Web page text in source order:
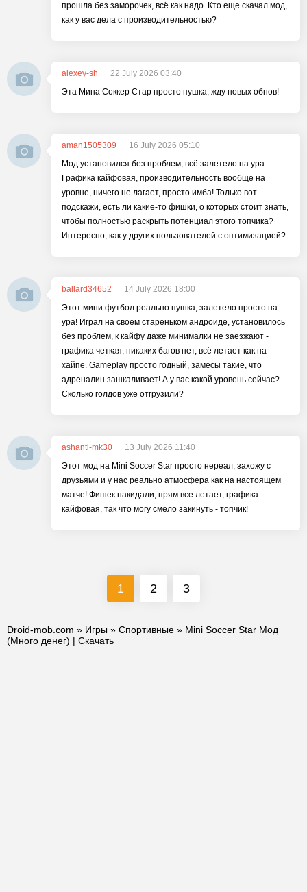
прошла без заморочек, всё как надо. Кто еще скачал мод,
как у вас дела с производительностью?
alexey-sh
22 July 2026 03:40
Эта Мина Соккер Стар просто пушка, жду новых обнов!
aman1505309
16 July 2026 05:10
Мод установился без проблем, всё залетело на ура.
Графика кайфовая, производительность вообще на
уровне, ничего не лагает, просто имба! Только вот
подскажи, есть ли какие-то фишки, о которых стоит знать,
чтобы полностью раскрыть потенциал этого топчика?
Интересно, как у других пользователей с оптимизацией?
ballard34652
14 July 2026 18:00
Этот мини футбол реально пушка, залетело просто на
ура! Играл на своем стареньком андроиде, установилось
без проблем, к кайфу даже минималки не заезжают -
графика четкая, никаких багов нет, всё летает как на
хайпе. Gameplay просто годный, замесы такие, что
адреналин зашкаливает! А у вас какой уровень сейчас?
Сколько голдов уже отгрузили?
ashanti-mk30
13 July 2026 11:40
Этот мод на Mini Soccer Star просто нереал, захожу с
друзьями и у нас реально атмосфера как на настоящем
матче! Фишек накидали, прям все летает, графика
кайфовая, так что могу смело закинуть - топчик!
1 2 3
Droid-mob.com » Игры » Спортивные » Mini Soccer Star Мод
(Много денег) | Скачать